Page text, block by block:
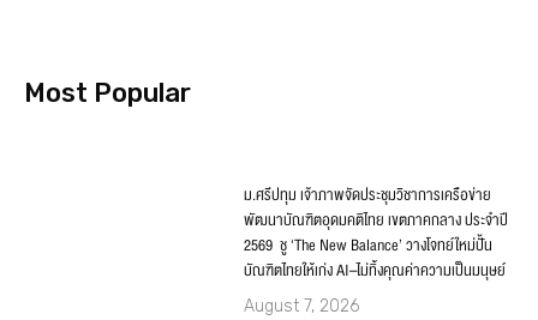
Most Popular
ม.ศรีปทุม เจ้าภาพจัดประชุมวิชาการเครือข่าย
พัฒนาบัณฑิตอุดมคติไทย เขตภาคกลาง ประจำปี
2569 ชู ‘The New Balance’ วางโจทย์ใหม่ปั้น
บัณฑิตไทยให้เก่ง AI–ไม่ทิ้งคุณค่าความเป็นมนุษย์
August 7, 2026